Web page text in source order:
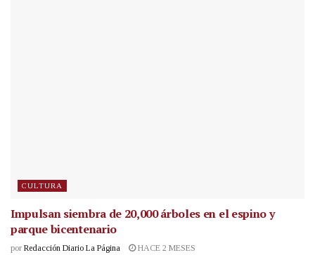
CULTURA
Impulsan siembra de 20,000 árboles en el espino y
parque bicentenario
por Redacción Diario La Página HACE 2 MESES